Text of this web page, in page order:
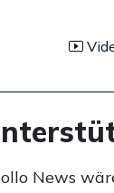
News